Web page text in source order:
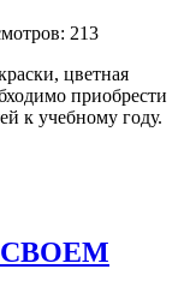
213
цветная
приобрести
к учебному году.